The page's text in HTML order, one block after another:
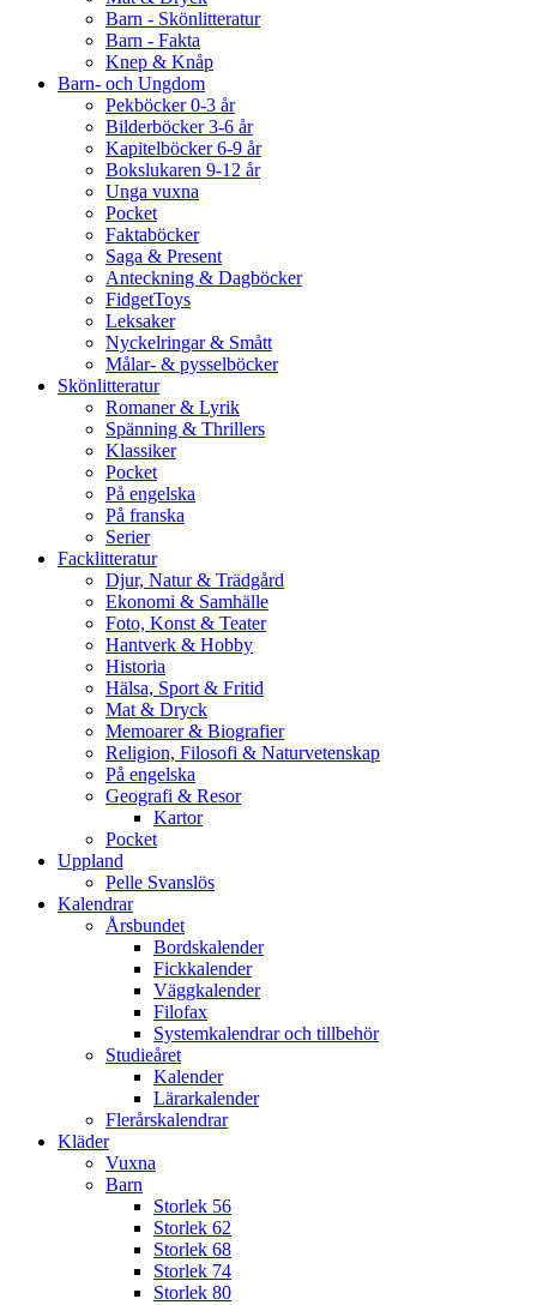
Barn - Skönlitteratur
Barn - Fakta
Knep & Knåp
Barn- och Ungdom
Pekböcker 0-3 år
Bilderböcker 3-6 år
Kapitelböcker 6-9 år
Bokslukaren 9-12 år
Unga vuxna
Pocket
Faktaböcker
Saga & Present
Anteckning & Dagböcker
FidgetToys
Leksaker
Nyckelringar & Smått
Målar- & pysselböcker
Skönlitteratur
Romaner & Lyrik
Spänning & Thrillers
Klassiker
Pocket
På engelska
På franska
Serier
Facklitteratur
Djur, Natur & Trädgård
Ekonomi & Samhälle
Foto, Konst & Teater
Hantverk & Hobby
Historia
Hälsa, Sport & Fritid
Mat & Dryck
Memoarer & Biografier
Religion, Filosofi & Naturvetenskap
På engelska
Geografi & Resor
Kartor
Pocket
Uppland
Pelle Svanslös
Kalendrar
Årsbundet
Bordskalender
Fickkalender
Väggkalender
Filofax
Systemkalendrar och tillbehör
Studieåret
Kalender
Lärarkalender
Flerårskalendrar
Kläder
Vuxna
Barn
Storlek 56
Storlek 62
Storlek 68
Storlek 74
Storlek 80